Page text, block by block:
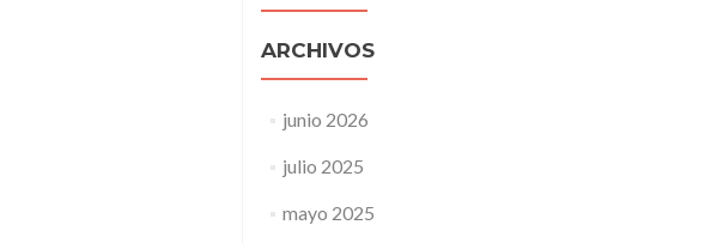
ARCHIVOS
junio 2026
julio 2025
mayo 2025